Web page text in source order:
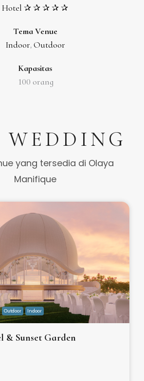
Hotel ✰ ✰ ✰ ✰ ✰
Tema Venue
Indoor, Outdoor
Kapasitas
100 orang
yang tersedia di Olaya
Manifique
Outdoor Indoor
& Sunset Garden